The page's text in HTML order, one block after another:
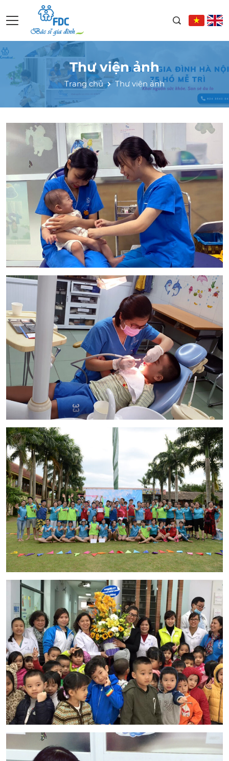
Thư viện ảnh
Trang chủ Thư viện ảnh